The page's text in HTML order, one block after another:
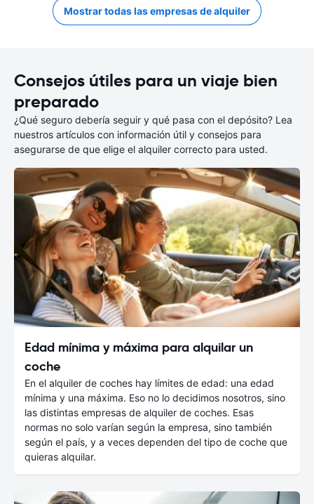
Mostrar todas las empresas de alquiler
Consejos útiles para un viaje bien
preparado
¿Qué seguro debería seguir y qué pasa con el depósito? Lea
nuestros artículos con información útil y consejos para
asegurarse de que elige el alquiler correcto para usted.
Edad mínima y máxima para alquilar un
coche
En el alquiler de coches hay límites de edad: una edad
mínima y una máxima. Eso no lo decidimos nosotros, sino
las distintas empresas de alquiler de coches. Esas
normas no solo varían según la empresa, sino también
según el país, y a veces dependen del tipo de coche que
quieras alquilar.